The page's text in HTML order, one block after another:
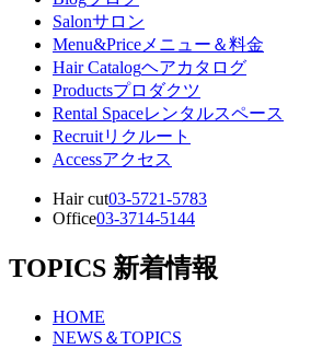
Salonサロン
Menu&Price メニュー＆料金
Hair Catalogヘアカタログ
Productsプロダクツ
Rental Spaceレンタルスペース
Recruitリクルート
Accessアクセス
Hair cut03-5721-5783
Office03-3714-5144
TOPICS 新着情報
HOME
NEWS＆TOPICS